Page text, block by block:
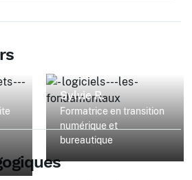
Sylvie R.
Formatrice en transition
numérique et
bureautique